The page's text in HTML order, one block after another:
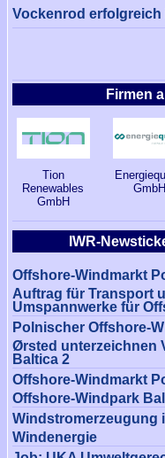
IWR-
Offshore-Windmarkt
Auftrag für Transport
Umspannwerke für
Polnischer Offshore-
Ørsted unterzeichnen
Baltica 2
Offshore-Windmarkt
Offshore-Windpark
Windstromerzeugung
Windenergie
Vockenrod erfolgreich
Firmen
Tion
Renewables
GmbH
GmbH